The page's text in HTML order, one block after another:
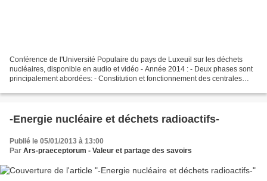
Conférence de l'Université Populaire du pays de Luxeuil sur les déchets
nucléaires, disponible en audio et vidéo - Année 2014 : - Deux phases sont
principalement abordées: - Constitution et fonctionnement des centrales
-Energie nucléaire et déchets radioactifs-
Publié le 05/01/2013 à 13:00
Par Ars-praeceptorum - Valeur et partage des savoirs